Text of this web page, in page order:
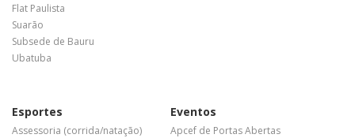
Flat Paulista
Suarão
Subsede de Bauru
Ubatuba
Esportes
Assessoria (corrida/natação)
Eventos
Apcef de Portas Abertas